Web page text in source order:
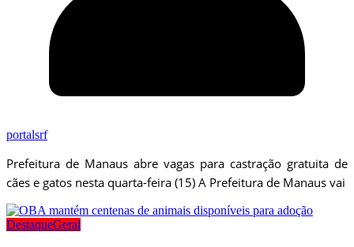
portalsrf
Prefeitura de Manaus abre vagas para castração gratuita de
cães e gatos nesta quarta-feira (15) A Prefeitura de Manaus vai
DestaqueGeral